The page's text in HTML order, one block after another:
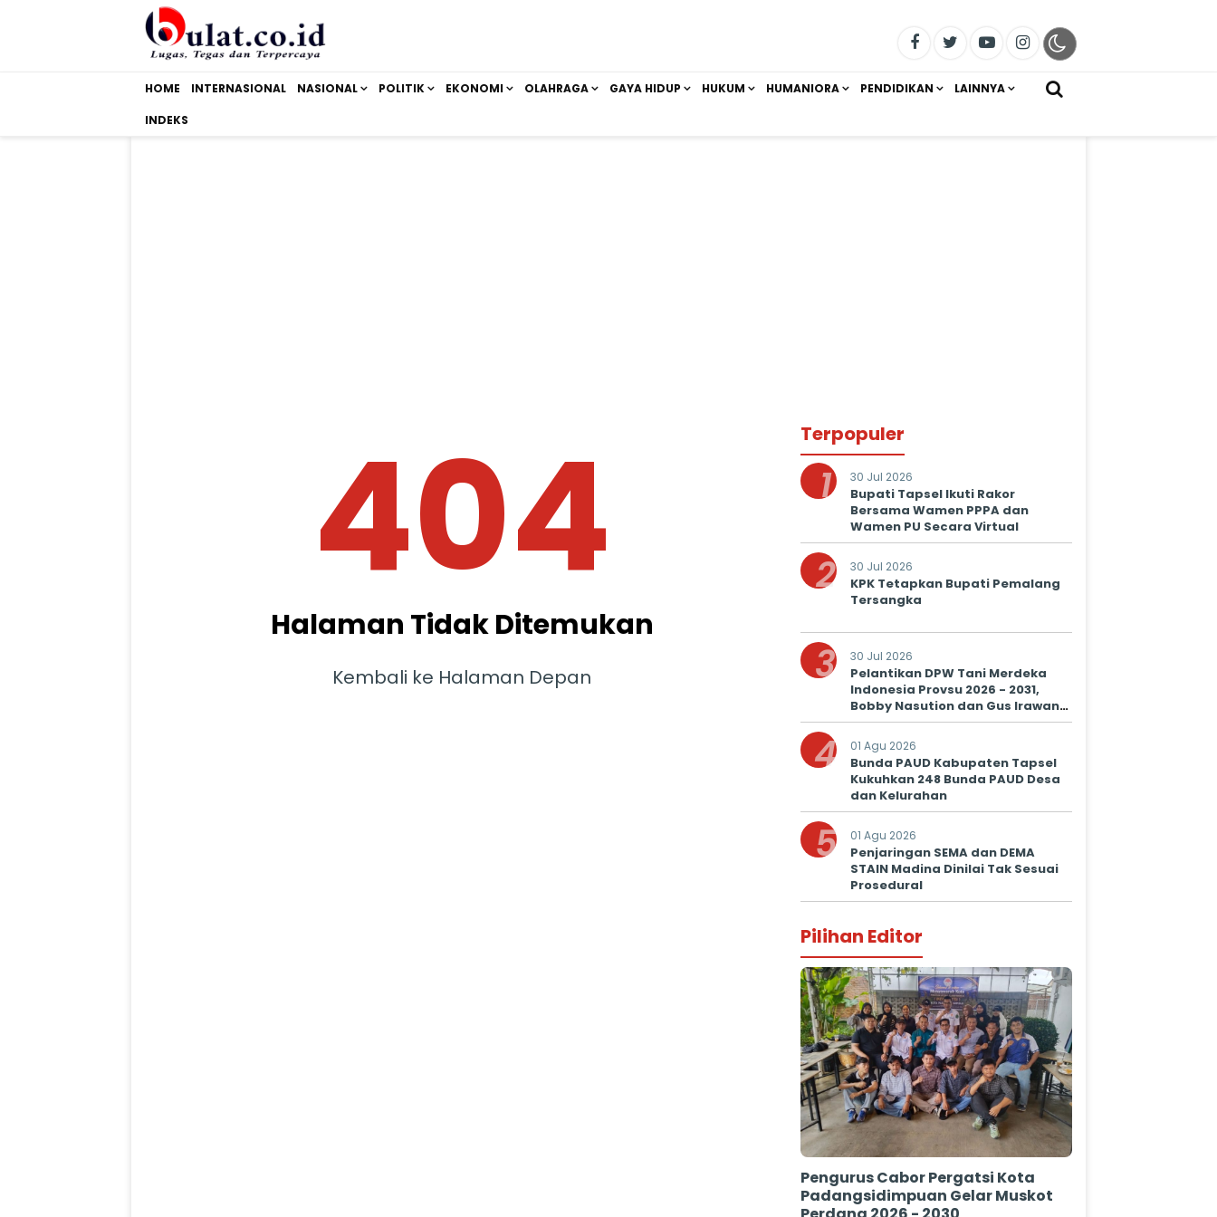
HOME INTERNASIONAL NASIONAL POLITIK EKONOMI OLAHRAGA GAYA HIDUP HUKUM HUMANIORA PENDIDIKAN LAINNYA
INDEKS
404
Halaman Tidak Ditemukan
Kembali ke Halaman Depan
Terpopuler
1 30 Jul 2026
Bupati Tapsel Ikuti Rakor
Bersama Wamen PPPA dan
Wamen PU Secara Virtual
2 30 Jul 2026
KPK Tetapkan Bupati Pemalang
Tersangka
3 30 Jul 2026
Pelantikan DPW Tani Merdeka
Indonesia Provsu 2026 - 2031,
Bobby Nasution dan Gus Irawan
Serukan Kolaborasi Wujudkan
Ketapang dan Kesejahteraan
Petani
4 01 Agu 2026
Bunda PAUD Kabupaten Tapsel
Kukuhkan 248 Bunda PAUD Desa
dan Kelurahan
5 01 Agu 2026
Penjaringan SEMA dan DEMA
STAIN Madina Dinilai Tak Sesuai
Prosedural
Pilihan Editor
Pengurus Cabor Pergatsi Kota
Padangsidimpuan Gelar Muskot